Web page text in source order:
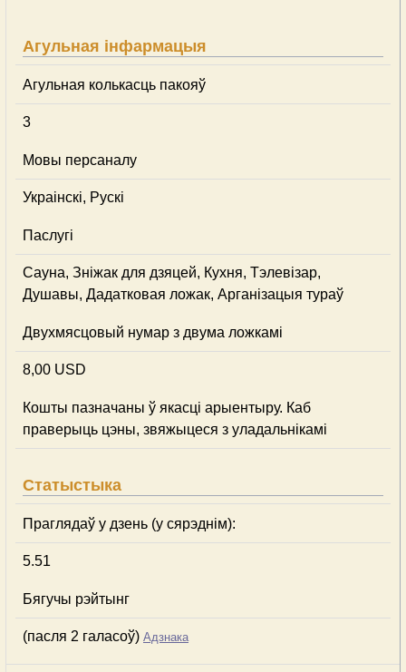
Агульная інфармацыя
Агульная колькасць пакояў
3
Мовы персаналу
Украінскі, Рускі
Паслугі
Сауна, Зніжак для дзяцей, Кухня, Тэлевізар,
Душавы, Дадатковая ложак, Арганізацыя тураў
Двухмясцовый нумар з двума ложкамі
8,00 USD
Кошты пазначаны ў якасці арыентыру. Каб
праверыць цэны, звяжыцеся з уладальнікамі
Статыстыка
Праглядаў у дзень (у сярэднім):
5.51
Бягучы рэйтынг
(пасля 2 галасоў) Адзнака